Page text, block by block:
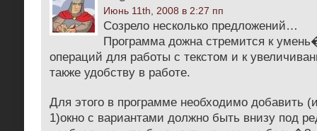
Июнь 11th, 2008 в 2:27 пп
Cозрело несколько предложений…
Программа дожна стремится к
операций для работы с текстом и к
также удобству в работе.
Для этого в программе необходимо добавить
1)окно с вариантами должно быть внизу под